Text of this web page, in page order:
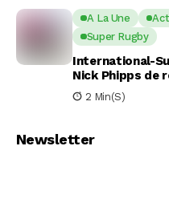
A La Une
Super Rugby
International-
Nick Phipps de
2 Min(s)
Newsletter